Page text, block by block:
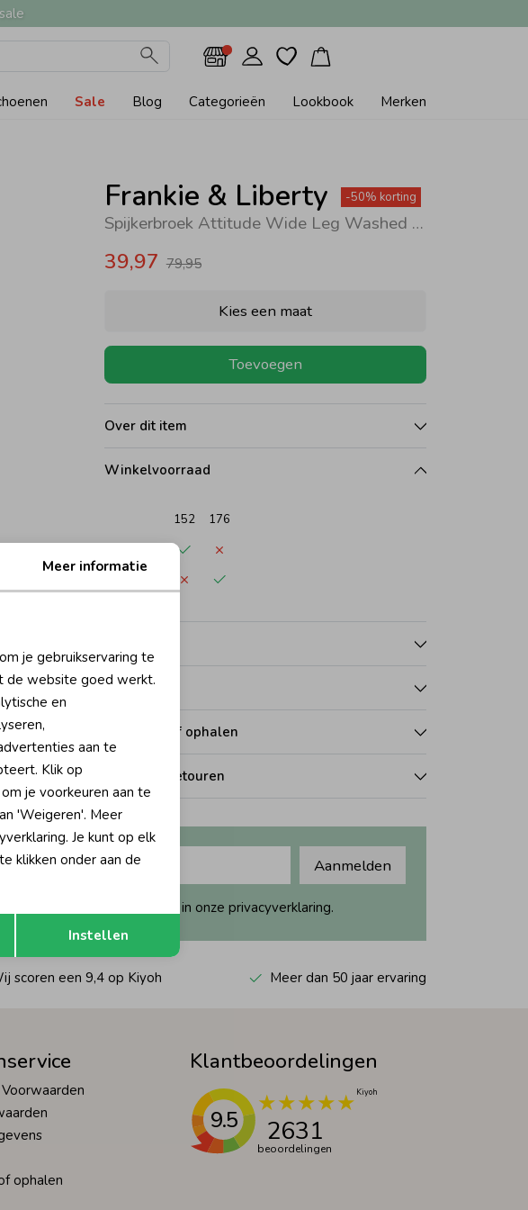
Sale Blog Categorieën Lookbook Merken
Frankie & Liberty
Spijkerbroek Attitude Wide Leg Washed Denim
-50% korting
39,97 79,95
Kies een maat
Toevoegen
Over dit item
Winkelvoorraad
152
176
Betalen
Bezorgen of ophalen
Ruilen en retouren
Aanmelden
je data omgaan? Bekijk dit in onze privacyverklaring.
scoren een 9,4 op Kiyoh Meer dan 50 jaar ervaring
ophalen
Klantbeoordelingen
9.5 2631
beoordelingen
cookies
Opslaan
Meer informatie
je gebruikservaring te
de website goed werkt.
en
aan te
Klik op
je voorkeuren aan te
'Weigeren'. Meer
Je kunt op elk
klikken onder aan de
Instellen